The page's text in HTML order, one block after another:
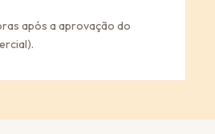
após a aprovação do